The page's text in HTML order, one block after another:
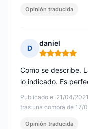
Opinión traducida
D
daniel
Nota: 5 de 5
Publicado el 21/04/
tras una compra de 17/
Como se describe.
lo indicado. Es
Opinión traducida